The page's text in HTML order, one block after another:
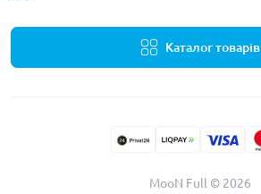
Каталог товарів
MooN Full © 2026